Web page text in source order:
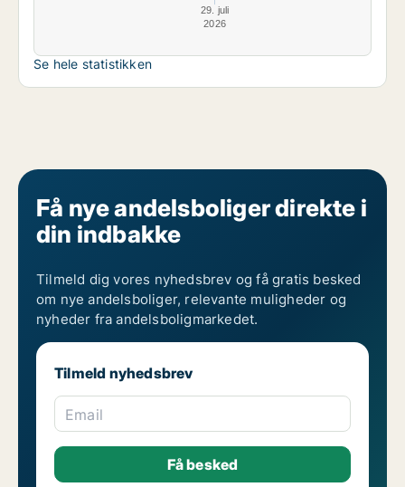
29. juli
2026
Se hele statistikken
Få nye andelsboliger direkte i
din indbakke
Tilmeld dig vores nyhedsbrev og få gratis besked
om nye andelsboliger, relevante muligheder og
nyheder fra andelsboligmarkedet.
Tilmeld nyhedsbrev
Email